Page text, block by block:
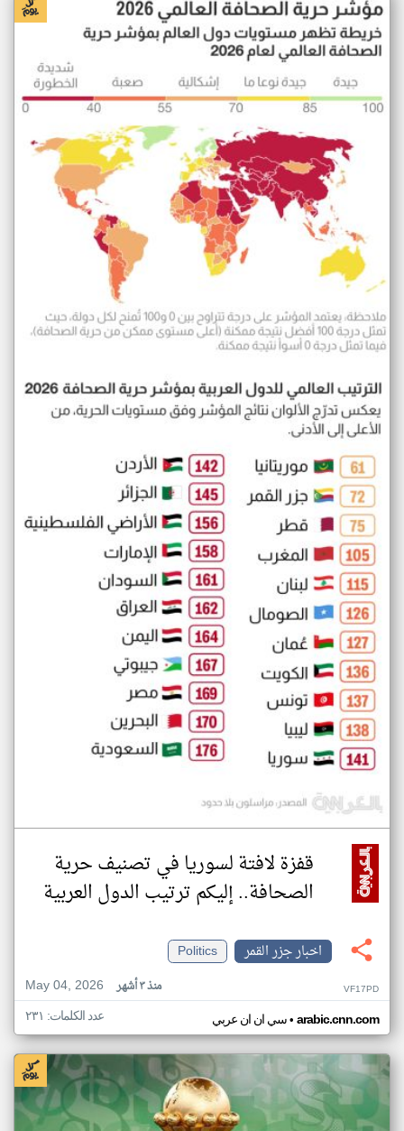
قفزة لافتة لسوريا في تصنيف حرية
الصحافة.. إليكم ترتيب الدول العربية
اخبار جزر القمر
Politics
May 04, 2026
منذ ٣ أشهر VF17PD
سي ان ان عربي• arabic.cnn.com عدد الكلمات: ٢٣١